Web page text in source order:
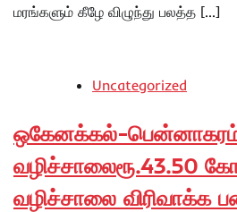
மரங்களும் கீழே விழுந்து பலத்த […]
Uncategorized
ஒகேனக்கல்-
வழிச்சாலைரூ.43.50
வழிச்சாலை விரிவாக்க